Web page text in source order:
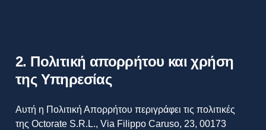
2. Πολιτική απορρήτου και χρήση
της Υπηρεσίας
Αυτή η Πολιτική Απορρήτου περιγράφει τις πολιτικές
της Octorate S.R.L., Via Filippo Caruso, 23, 00173